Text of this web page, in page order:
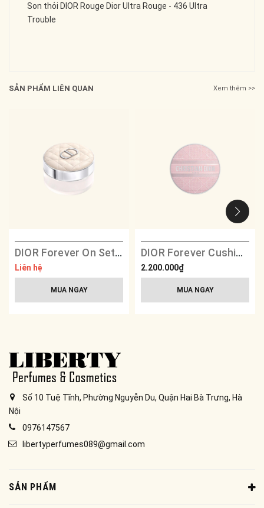
Son thỏi DIOR Rouge Dior Ultra Rouge - 436 Ultra
Trouble
SẢN PHẨM LIÊN QUAN Xem thêm >>
DIOR Forever On Set Powder
Liên hệ
MUA NGAY
DIOR Forever Cushion Foundation Compact - Pink Embroidered Cannage
2.200.000₫
MUA NGAY
Số 10 Tuệ Tĩnh, Phường Nguyễn Du, Quận Hai Bà Trưng, Hà
Nội
0976147567
libertyperfumes089@gmail.com
SẢN PHẨM